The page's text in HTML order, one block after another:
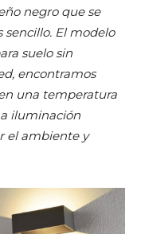
negro que se
sencillo. El modelo
suelo sin
encontramos
una temperatura
iluminación
el ambiente y